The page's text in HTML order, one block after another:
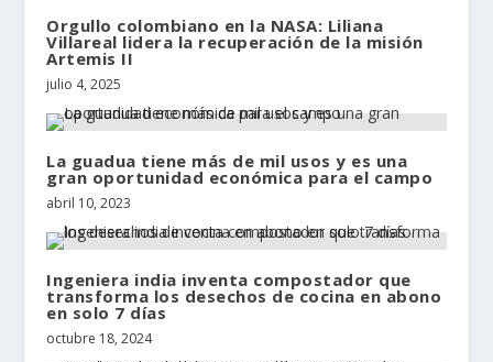
Orgullo colombiano en la NASA: Liliana
Villareal lidera la recuperación de la misión
Artemis II
julio 4, 2025
La guadua tiene más de mil usos y es una
gran oportunidad económica para el campo
abril 10, 2023
Ingeniera india inventa compostador que
transforma los desechos de cocina en abono
en solo 7 días
octubre 18, 2024